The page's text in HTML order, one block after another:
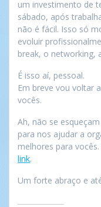
um investimento de
sábado, após
não é fácil. Isso só
evoluir
break, o networking,
É isso aí, pessoal.
Em breve vou voltar
vocês.
Ah, não se
para nos ajudar a
melhores para
link.
Um forte abraço e